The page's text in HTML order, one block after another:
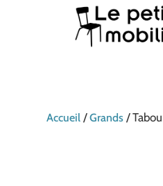
Accueil /Grands /